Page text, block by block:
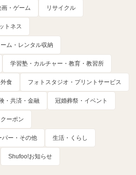
・ゲーム リサイクル
トネス
ム・レンタル収納
学習塾・カルチャー・教育・教習所
食 フォトスタジオ・プリントサービス
・共済・金融 冠婚葬祭・イベント
ーポン
パー・その他 生活・くらし
Shufoo!お知らせ